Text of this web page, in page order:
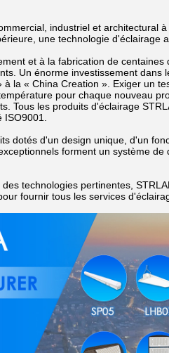
industriel et architectural
une technologie d'éclairage
et à la fabrication de
Un énorme investissement
la « China Creation ». Exiger un
pour chaque nouveau
Tous les produits d'éclairage
dotés d'un design unique, d'un
forment un système
technologies pertinentes,
fournir tous les services